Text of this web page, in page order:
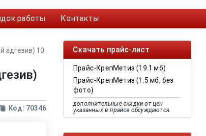
работы Контакты
Скачать прайс-лист
Прайс-КрепМетиз (19.1 мб)
Прайс-КрепМетиз (1.5 мб, без
фото)
дополнительные скидки от цен
указанных в прайсе обсуждаются.
адгезив) 10
Код: 70346